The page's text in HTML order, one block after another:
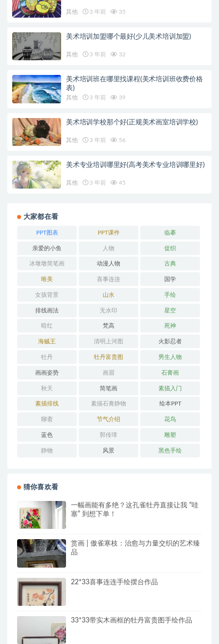
其他 3 年前 35
美术培训加盟哪个最好(少儿美术培训加盟)
其他 3 年前 32
美术培训班在哪里找课程(美术培训班收费价格
表)
其他 3 年前 39
美术培训学校那个好(正规美术画室培训学校)
其他 3 年前 56
美术专业培训哪里好(高考美术专业培训哪里好)
其他 3 年前 45
大家都在看
PPT图表 PPT课件 临摹
亲爱的小鱼 人物 促织
冰墩墩简笔画 动漫人物 古典
唯美 喜事连连 国学
女孩背景 山水 手绘
排线画法 无水印 星空
暗红 梵高 死神
海贼王 清明上河图 火影忍者
牡丹 牡丹富贵图 男生人物
画画姿势 画眉 石膏画
秋天 简笔画 素描入门
素描排线 素描石膏静物 绘本PPT
聊斋 节气介绍 花鸟
蓝色 郭传璋 雕塑
静物 风景 黑色手绘
猜你喜欢看
一幅画能有多绝？这孔雀牡丹直接让我 “哇
塞” 到想下单！
赏画 | 傲雀寒枝：治愈与力量交织的艺术臻
品
22*33喜事连连手绘摆台作品
33*33带实木画框的牡丹富贵图手绘作品